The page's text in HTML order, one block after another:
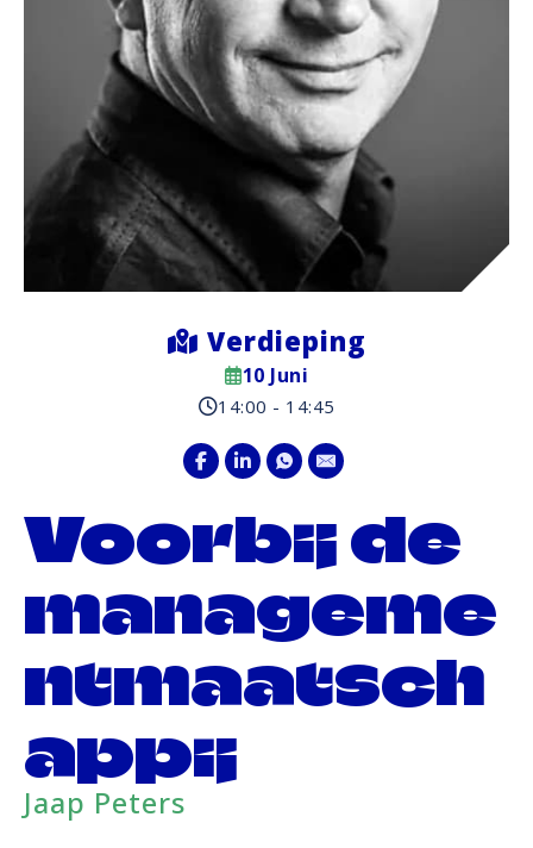
Verdieping
10 Juni
14:00 - 14:45
Voorbij de
manageme
ntmaatsch
appij
Jaap Peters